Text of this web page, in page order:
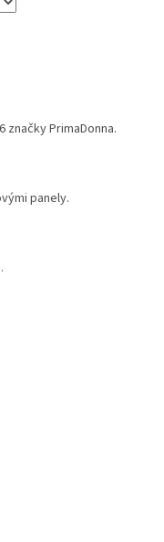
značky PrimaDonna.
panely.